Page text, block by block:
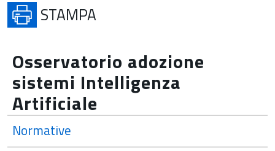
STAMPA
Osservatorio adozione
sistemi Intelligenza
Artificiale
Normative